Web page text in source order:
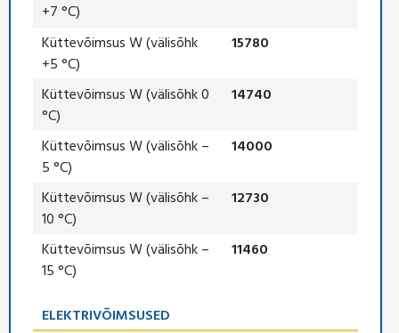
+7 °C)
Küttevõimsus W (välisõhk
+5 °C)
15780
Küttevõimsus W (välisõhk 0
°C)
14740
Küttevõimsus W (välisõhk –
5 °C)
14000
Küttevõimsus W (välisõhk –
10 °C)
12730
Küttevõimsus W (välisõhk –
15 °C)
11460
ELEKTRIVÕIMSUSED